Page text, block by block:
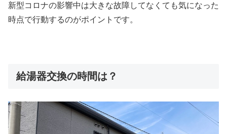
新型コロナの影響中は大きな故障してなくても気になった
時点で行動するのがポイントです。
給湯器交換の時間は？